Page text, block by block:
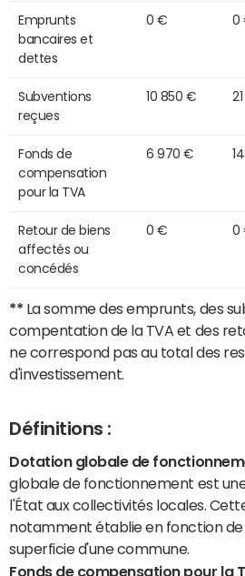
Emprunts
bancaires et
dettes
0 € 0
Subventions
reçues
10 850 €
Fonds de
compensation
pour la TVA
6 970 €
Retour de biens
affectés ou
concédés
0 € 0
** La somme des emprunts, des
compentation de la TVA et des
ne correspond pas au total des
d'investissement.
Définitions :
Dotation globale de
globale de fonctionnement est
l'État aux collectivités locales.
notamment établie en fonction
superficie d'une commune.
Fonds de compensation pour la